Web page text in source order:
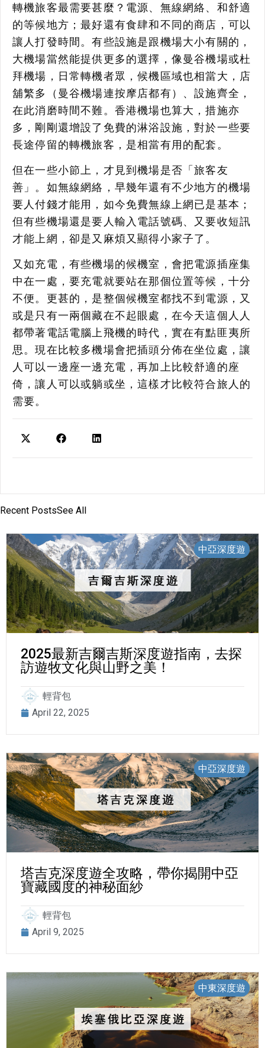
轉機旅客最需要甚麼？電源、無線網絡、和舒適
的等候地方；最好還有食肆和不同的商店，可以
讓人打發時間。有些設施是跟機場大小有關的，
大機場當然能提供更多的選擇，像曼谷機場或杜
拜機場，日常轉機者眾，候機區域也相當大，店
舖繁多（曼谷機場連按摩店都有）、設施齊全，
在此消磨時間不難。香港機場也算大，措施亦
多，剛剛還增設了免費的淋浴設施，對於一些要
長途停留的轉機旅客，是相當有用的配套。
但在一些小節上，才見到機場是否「旅客友
善」。如無線網絡，早幾年還有不少地方的機場
要人付錢才能用，如今免費無線上網已是基本；
但有些機場還是要人輸入電話號碼、又要收短訊
才能上網，卻是又麻煩又顯得小家子了。
又如充電，有些機場的候機室，會把電源插座集
中在一處，要充電就要站在那個位置等候，十分
不便。更甚的，是整個候機室都找不到電源，又
或是只有一兩個藏在不起眼處，在今天這個人人
都帶著電話電腦上飛機的時代，實在有點匪夷所
思。現在比較多機場會把插頭分佈在坐位處，讓
人可以一邊座一邊充電，再加上比較舒適的座
倚，讓人可以或躺或坐，這樣才比較符合旅人的
需要。
Recent PostsSee All
中亞深度遊
2025最新吉爾吉斯深度遊指南，去探
訪遊牧文化與山野之美！
輕背包
April 22, 2025
中亞深度遊
塔吉克深度遊全攻略，帶你揭開中亞
寶藏國度的神秘面紗
輕背包
April 9, 2025
中東深度遊